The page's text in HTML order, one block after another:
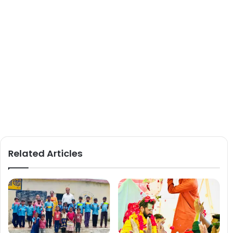
Related Articles